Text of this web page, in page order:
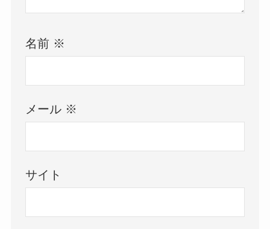
名前 ※
メール ※
サイト